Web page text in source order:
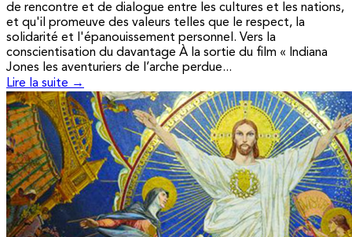
de rencontre et de dialogue entre les cultures et les nations,
et qu'il promeuve des valeurs telles que le respect, la
solidarité et l'épanouissement personnel. Vers la
conscientisation du davantage À la sortie du film « Indiana
Jones les aventuriers de l’arche perdue...
Lire la suite →